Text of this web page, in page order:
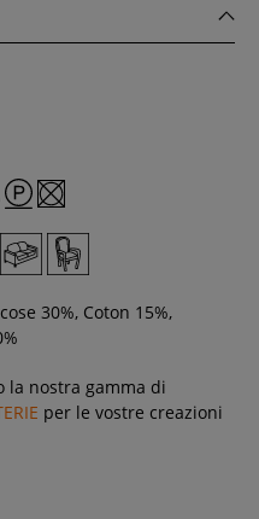
30%, Coton 15%,
la nostra gamma di
per le vostre creazioni